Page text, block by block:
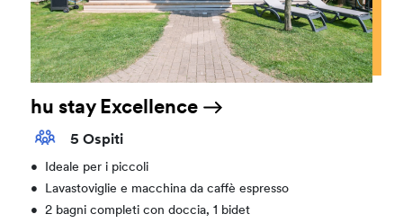
hu stay Excellence
5 Ospiti
•
Ideale per i piccoli
•
Lavastoviglie e macchina da caffè espresso
•
2 bagni completi con doccia, 1 bidet